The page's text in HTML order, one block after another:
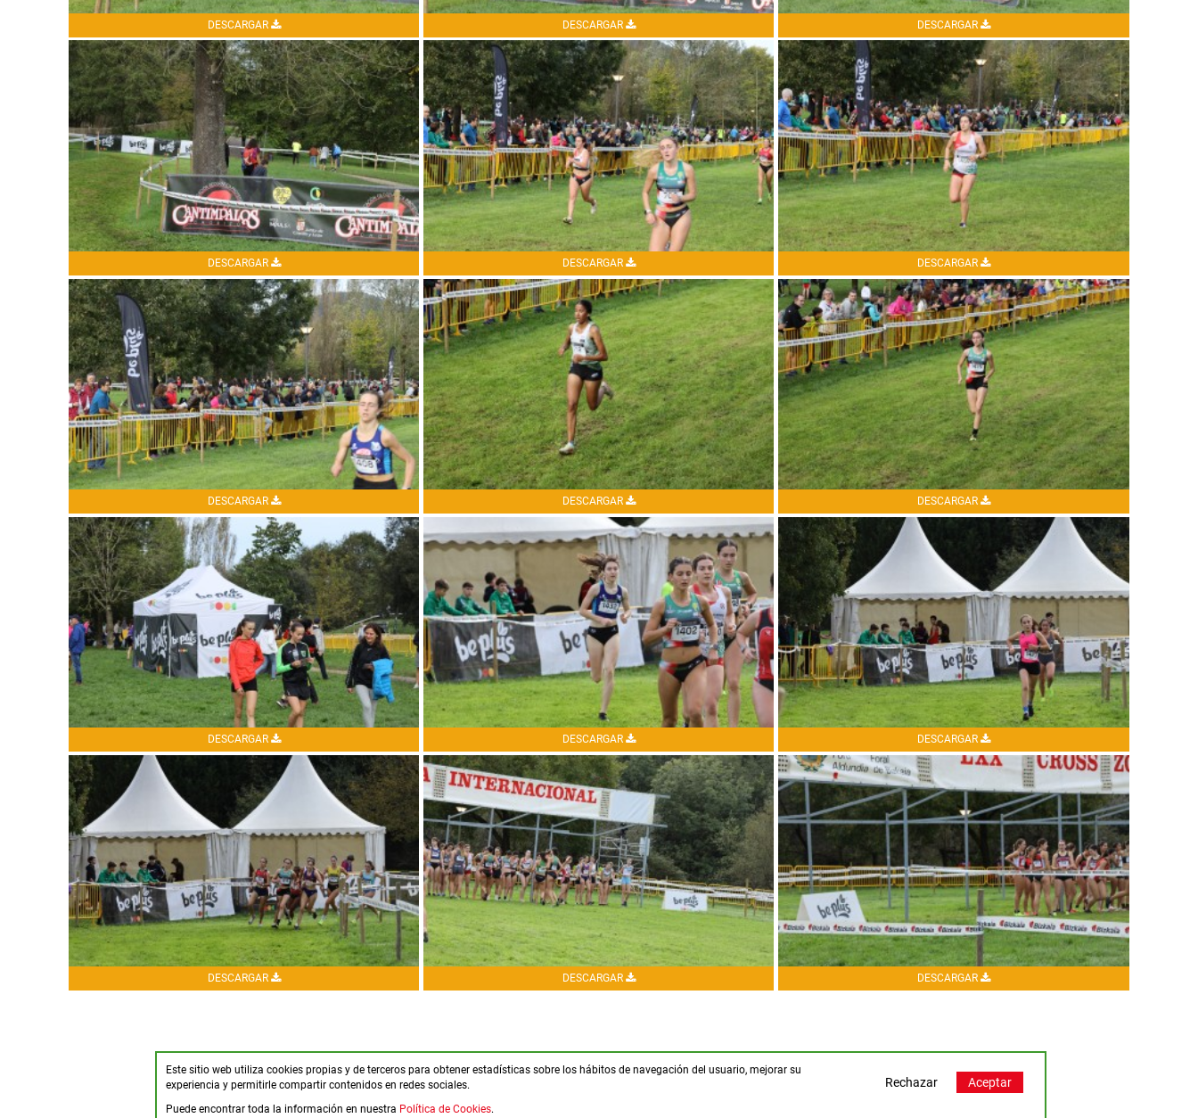
DESCARGAR DESCARGAR DESCARGAR
DESCARGAR DESCARGAR DESCARGAR
DESCARGAR DESCARGAR DESCARGAR
DESCARGAR DESCARGAR DESCARGAR
DESCARGAR DESCARGAR DESCARGAR
Este sitio web utiliza cookies propias y de terceros para obtener estadísticas sobre los hábitos de navegación del usuario, mejorar su
experiencia y permitirle compartir contenidos en redes sociales.
Puede encontrar toda la información en nuestra Política de Cookies.
Rechazar Aceptar